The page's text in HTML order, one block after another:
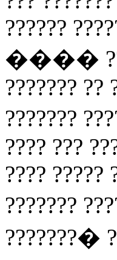
??????
���� ???
??????? ??
???????
???? ???
???? ?????
???????
???????�